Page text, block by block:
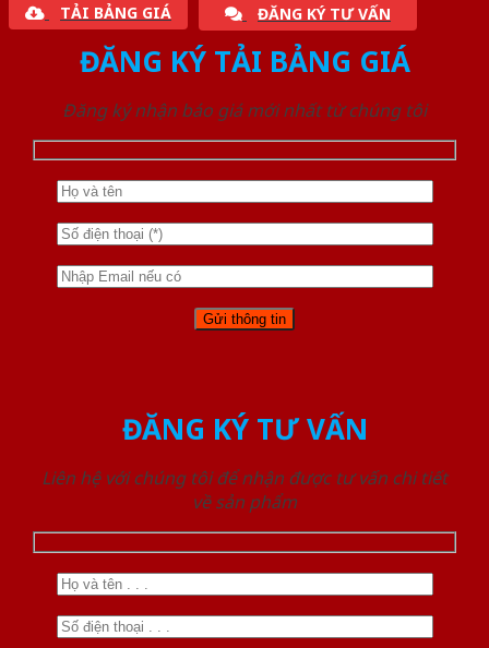
TẢI BẢNG GIÁ ĐĂNG KÝ TƯ VẤN
ĐĂNG KÝ TẢI BẢNG GIÁ
Đăng ký nhận báo giá mới nhất từ chúng tôi
ĐĂNG KÝ TƯ VẤN
Liên hệ với chúng tôi để nhận được tư vấn chi tiết
về sản phẩm